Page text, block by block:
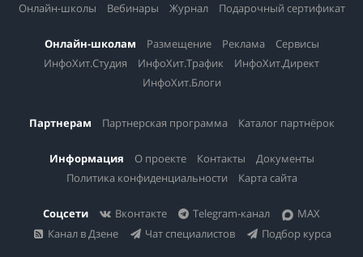
Онлайн-школы
Вебинары Журнал Подарочный сертификат
Онлайн-школам Размещение Реклама
Сервисы
ИнфоХит.Студия
ИнфоХит.Трафик
ИнфоХит.Директ
ИнфоХит.Блоги
Партнерам Партнерская программа Каталог партнёрок
Информация О проекте Контакты
Документы
Политика конфиденциальности
Карта сайта
Соцсети Вконтакте Telegram-канал
MAX
Канал в Дзене
Чат специалистов Подбор курса